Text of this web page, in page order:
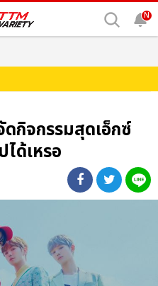
N
กิจกรรมสุดเอ็กซ์
ด้เหรอ